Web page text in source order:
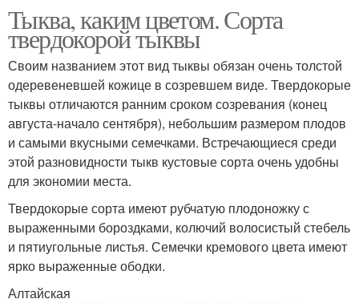
Тыква, каким цветом. Сорта
твердокорой тыквы
Своим названием этот вид тыквы обязан очень толстой
одеревеневшей кожице в созревшем виде. Твердокорые
тыквы отличаются ранним сроком созревания (конец
августа-начало сентября), небольшим размером плодов
и самыми вкусными семечками. Встречающиеся среди
этой разновидности тыкв кустовые сорта очень удобны
для экономии места.
Твердокорые сорта имеют рубчатую плодоножку с
выраженными бороздками, колючий волосистый стебель
и пятиугольные листья. Семечки кремового цвета имеют
ярко выраженные ободки.
Алтайская